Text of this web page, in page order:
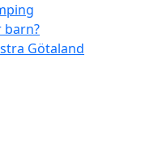
barn?
Götaland